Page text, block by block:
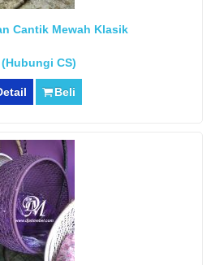
Cantik Mewah Klasik
(Hubungi CS)
Beli